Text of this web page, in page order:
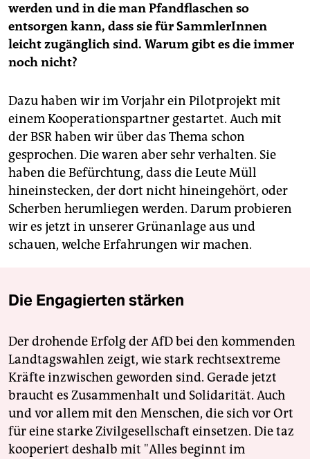
werden und in die man Pfandflaschen so
entsorgen kann, dass sie für SammlerInnen
leicht zugänglich sind. Warum gibt es die immer
noch nicht?
Dazu haben wir im Vorjahr ein Pilotprojekt mit
einem Kooperationspartner gestartet. Auch mit
der BSR haben wir über das Thema schon
gesprochen. Die waren aber sehr verhalten. Sie
haben die Befürchtung, dass die Leute Müll
hineinstecken, der dort nicht hineingehört, oder
Scherben herumliegen werden. Darum probieren
wir es jetzt in unserer Grünanlage aus und
schauen, welche Erfahrungen wir machen.
Die Engagierten stärken
Der drohende Erfolg der AfD bei den kommenden
Landtagswahlen zeigt, wie stark rechtsextreme
Kräfte inzwischen geworden sind. Gerade jetzt
braucht es Zusammenhalt und Solidarität. Auch
und vor allem mit den Menschen, die sich vor Ort
für eine starke Zivilgesellschaft einsetzen. Die taz
kooperiert deshalb mit "Alles beginnt im